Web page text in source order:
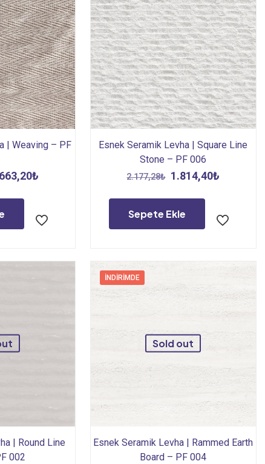
| Weaving – PF
₺
1.663,20₺.
Esnek Seramik Levha | Square Line
Stone – PF 006
2.177,28₺ Orijinal
2.177,28₺.
1.814,40₺
1.814,40₺.
Sepete Ekle
| Round Line
002
İNDIRIMDE
Sold out
Esnek Seramik Levha | Rammed Earth
Board – PF 004